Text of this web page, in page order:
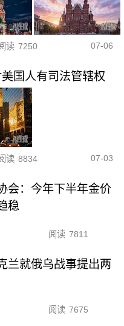
读 7250 07-06
国人有司法管辖权
读 8834 07-03
会：今年下半年金价
稳
阅读 7811
兰就俄乌战事提出两
阅读 7675